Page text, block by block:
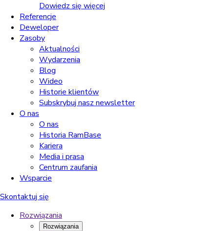
Dowiedz się więcej
Referencje
Deweloper
Zasoby
Aktualności
Wydarzenia
Blog
Wideo
Historie klientów
Subskrybuj nasz newsletter
O nas
O nas
Historia RamBase
Kariera
Media i prasa
Centrum zaufania
Wsparcie
Skontaktuj się
Rozwiązania
Rozwiązania